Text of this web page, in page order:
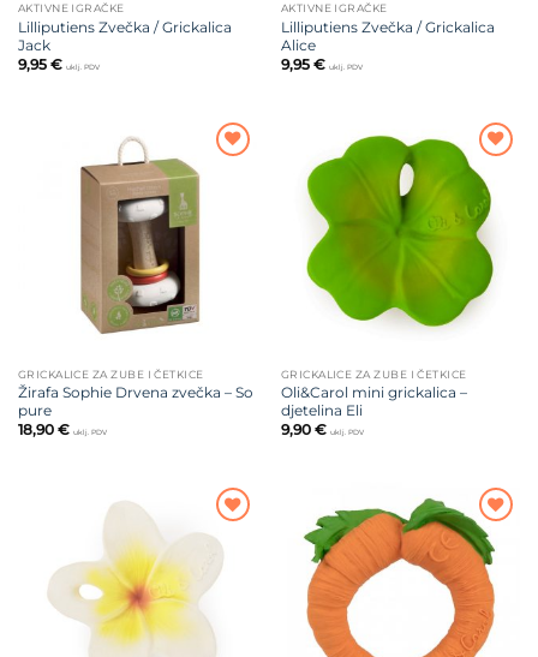
AKTIVNE IGRAČKE
Lilliputiens Zvečka / Grickalica
Jack
9,95 € uklj. PDV
AKTIVNE IGRAČKE
Lilliputiens Zvečka / Grickalica
Alice
9,95 € uklj. PDV
Dodajte
GRICKALICE ZA ZUBE I ČETKICE
Žirafa Sophie Drvena zvečka – So
pure
18,90 € uklj. PDV
Dodajte
na listu
želja
GRICKALICE ZA ZUBE I ČETKICE
Oli&Carol mini grickalica –
djetelina Eli
9,90 € uklj. PDV
Dodajte
želja
Dodajte
na listu
želja